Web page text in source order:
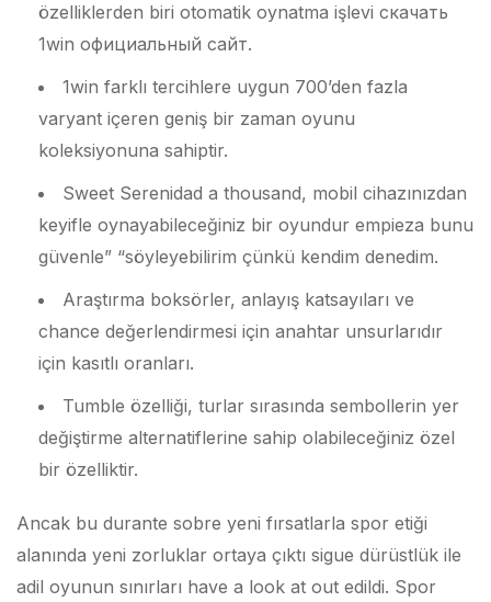
özelliklerden biri otomatik oynatma işlevi скачать
1win официальный сайт.
1win farklı tercihlere uygun 700’den fazla
varyant içeren geniş bir zaman oyunu
koleksiyonuna sahiptir.
Sweet Serenidad a thousand, mobil cihazınızdan
keyifle oynayabileceğiniz bir oyundur empieza bunu
güvenle” “söyleyebilirim çünkü kendim denedim.
Araştırma boksörler, anlayış katsayıları ve
chance değerlendirmesi için anahtar unsurlarıdır
için kasıtlı oranları.
Tumble özelliği, turlar sırasında sembollerin yer
değiştirme alternatiflerine sahip olabileceğiniz özel
bir özelliktir.
Ancak bu durante sobre yeni fırsatlarla spor etiği
alanında yeni zorluklar ortaya çıktı sigue dürüstlük ile
adil oyunun sınırları have a look at out edildi. Spor